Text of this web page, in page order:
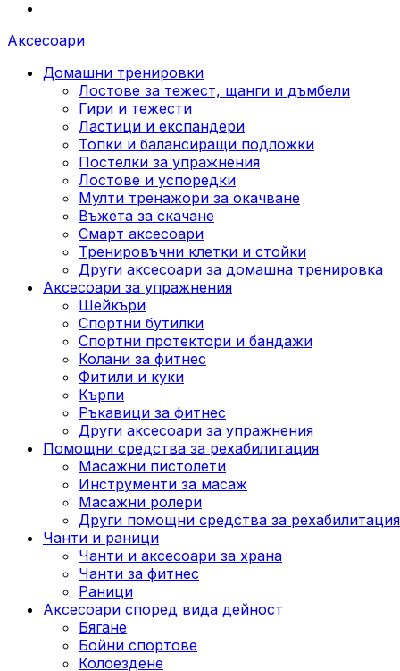
Аксесоари
Домашни тренировки
Лостове за тежест, щанги и дъмбели
Гири и тежести
Ластици и експандери
Топки и балансиращи подложки
Постелки за упражнения
Лостове и успоредки
Мулти тренажори за окачване
Въжета за скачане
Смарт аксесоари
Тренировъчни клетки и стойки
Други аксесоари за домашна тренировка
Аксесоари за упражнения
Шейкъри
Спортни бутилки
Спортни протектори и бандажи
Колани за фитнес
Фитили и куки
Кърпи
Ръкавици за фитнес
Други аксесоари за упражнения
Помощни средства за рехабилитация
Масажни пистолети
Инструменти за масаж
Масажни ролери
Други помощни средства за рехабилитация
Чанти и раници
Чанти и аксесоари за храна
Чанти за фитнес
Раници
Аксесоари според вида дейност
Бягане
Бойни спортове
Колоездене